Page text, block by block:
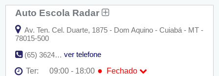
Auto Escola Radar
Av. Ten. Cel. Duarte, 1875 - Dom Aquino - Cuiabá - MT -
78015-500
(65) 3624-7494
ver telefone
Ter:
09:00 - 18:00 ● Fechado